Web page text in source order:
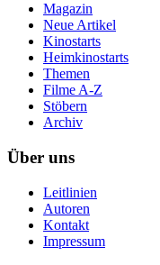
Magazin
Neue Artikel
Kinostarts
Heimkinostarts
Themen
Filme A-Z
Stöbern
Archiv
Über uns
Leitlinien
Autoren
Kontakt
Impressum